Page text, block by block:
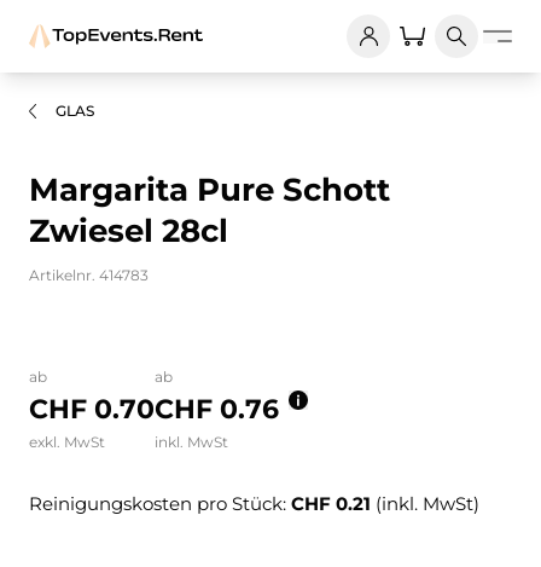
GLAS
Margarita Pure Schott
Zwiesel 28cl
Artikelnr. 414783
ab
CHF 0.70
exkl. MwSt
ab
CHF 0.76
inkl. MwSt
Reinigungskosten pro Stück: CHF 0.21 (inkl. MwSt)